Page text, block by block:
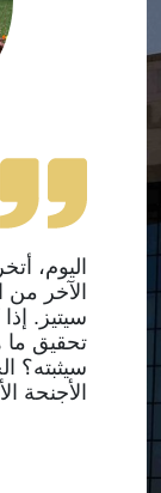
اليوم،
الآخر من
سيتيز.
تحقيق ما
سيثبته؟
الأجنحة